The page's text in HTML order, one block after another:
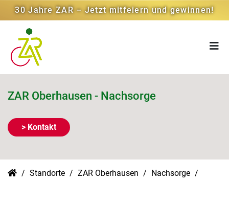
30 Jahre ZAR – Jetzt mitfeiern und gewinnen!
ZAR Oberhausen - Nachsorge
> Kontakt
Standorte ZAR Oberhausen Nachsorge